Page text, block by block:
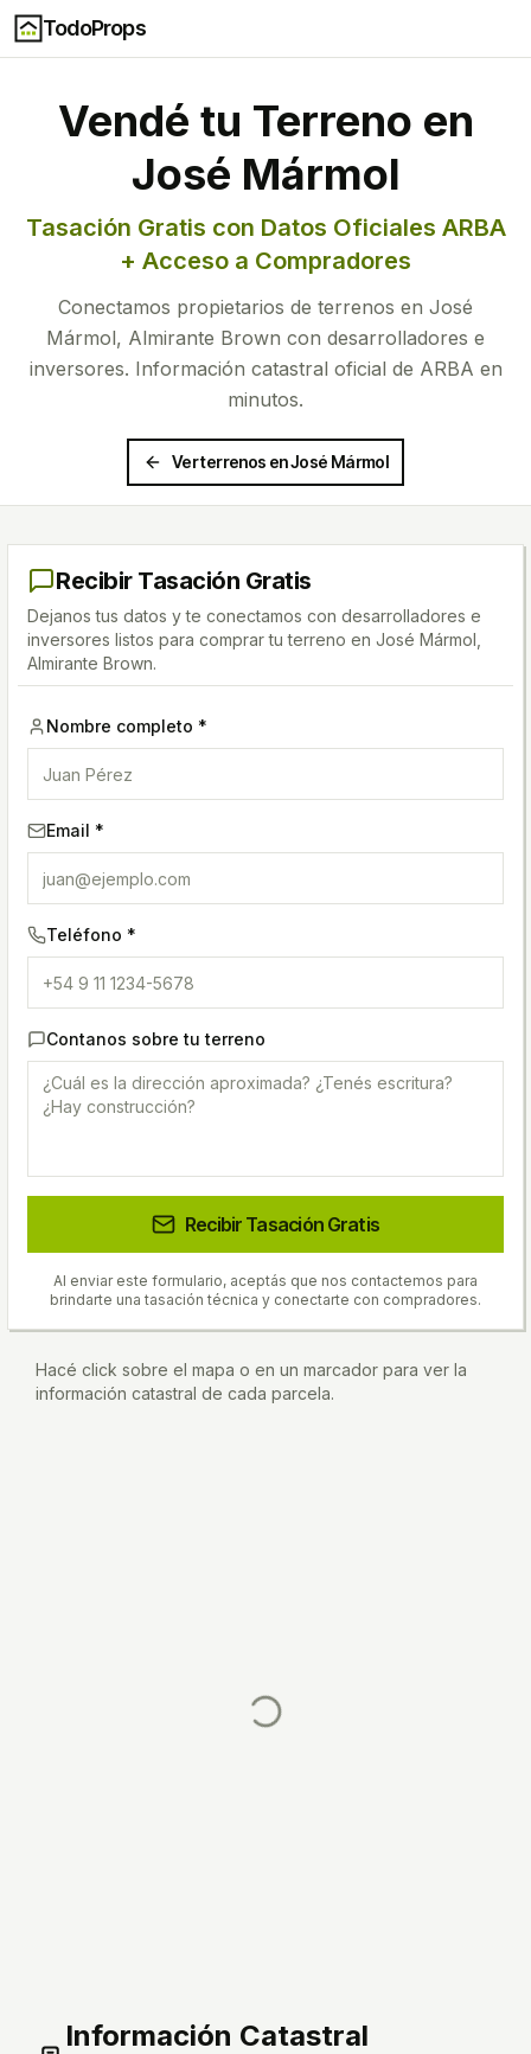
TodoProps
Vendé tu Terreno en
José Mármol
Tasación Gratis con Datos Oficiales ARBA
+ Acceso a Compradores
Conectamos propietarios de terrenos en José
Mármol, Almirante Brown con desarrolladores e
inversores. Información catastral oficial de ARBA en
minutos.
Ver terrenos enJosé Mármol
Recibir Tasación Gratis
Dejanos tus datos y te conectamos con desarrolladores e
inversores listos para comprar tu terreno en José Mármol,
Almirante Brown.
Nombre completo *
Email *
Teléfono *
Contanos sobre tu terreno
Recibir Tasación Gratis
Al enviar este formulario, aceptás que nos contactemos para
brindarte una tasación técnica y conectarte con compradores.
Hacé click sobre el mapa o en un marcador para ver la
información catastral de cada parcela.
Información Catastral